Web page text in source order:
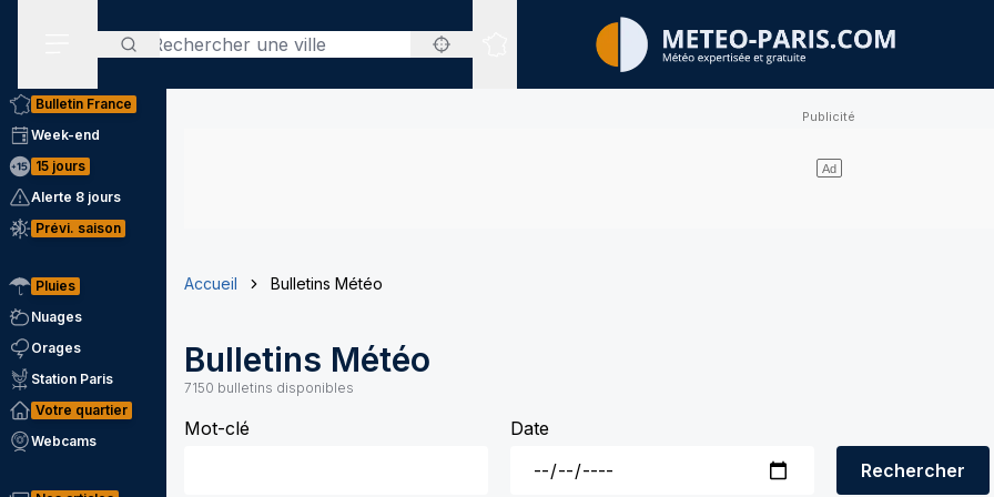
Rechercher
Sites expertisés
Bulletin France
Week-end
15 jours
Alerte 8 jours
Prévi. saison
Pluies
Nuages
Orages
Station Paris
Votre quartier
Webcams
Accueil Bulletins Météo
Bulletins Météo
7150 bulletins disponibles
Mot-clé
Date
Rechercher